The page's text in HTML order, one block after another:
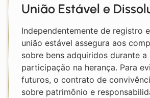
União Estável e
Independentemente de registro
união estável assegura aos
sobre bens adquiridos durante
participação na herança. Para
futuros, o contrato de
sobre patrimônio e